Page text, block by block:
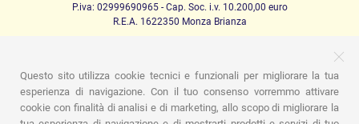
P.iva: 02999690965 - Cap. Soc. i.v. 10.200,00 euro
R.E.A. 1622350 Monza Brianza
PRODOTTI
Passeggio
Seggiolini Auto A casa Pappa
Nanna
Questo sito utilizza cookie tecnici e funzionali per migliorare la tua
esperienza di navigazione. Con il tuo consenso vorremmo attivare
cookie con finalità di analisi e di marketing, allo scopo di migliorare la